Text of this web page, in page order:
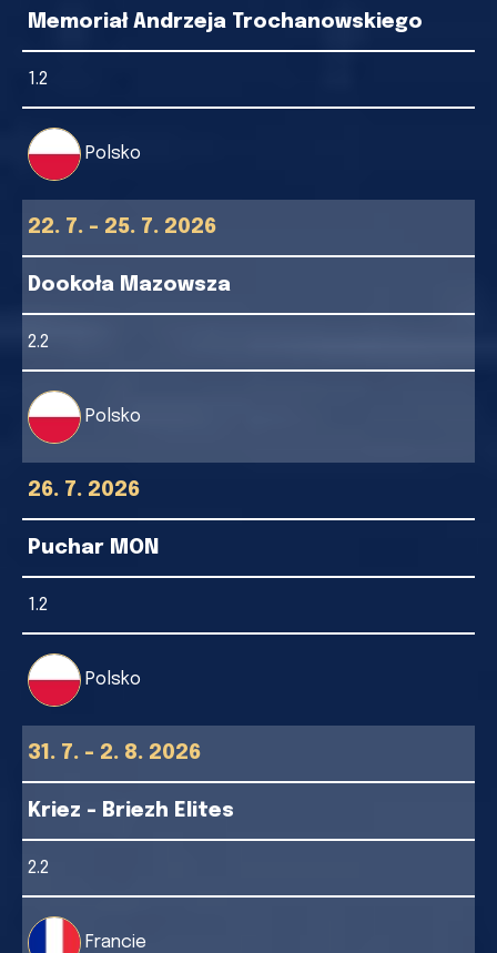
Memoriał Andrzeja Trochanowskiego
1.2
Polsko
22. 7. - 25. 7. 2026
Dookoła Mazowsza
2.2
Polsko
26. 7. 2026
Puchar MON
1.2
Polsko
31. 7. - 2. 8. 2026
Kriez - Briezh Elites
2.2
Francie